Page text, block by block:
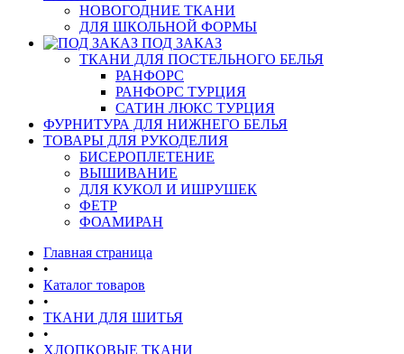
НОВОГОДНИЕ ТКАНИ
ДЛЯ ШКОЛЬНОЙ ФОРМЫ
ПОД ЗАКАЗ
ТКАНИ ДЛЯ ПОСТЕЛЬНОГО БЕЛЬЯ
РАНФОРС
РАНФОРС ТУРЦИЯ
САТИН ЛЮКС ТУРЦИЯ
ФУРНИТУРА ДЛЯ НИЖНЕГО БЕЛЬЯ
ТОВАРЫ ДЛЯ РУКОДЕЛИЯ
БИСЕРОПЛЕТЕНИЕ
ВЫШИВАНИЕ
ДЛЯ КУКОЛ И ИШРУШЕК
ФЕТР
ФОАМИРАН
Главная страница
•
Каталог товаров
•
ТКАНИ ДЛЯ ШИТЬЯ
•
ХЛОПКОВЫЕ ТКАНИ